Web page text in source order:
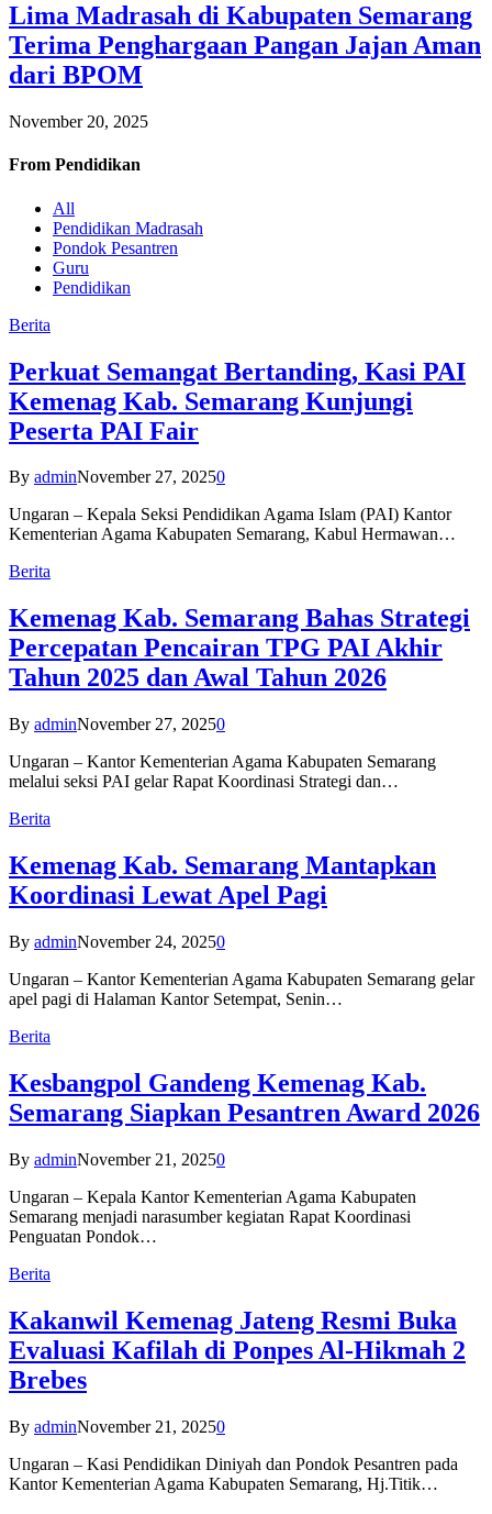
Lima Madrasah di Kabupaten Semarang
Terima Penghargaan Pangan Jajan Aman
dari BPOM
November 20, 2025
From Pendidikan
All
Pendidikan Madrasah
Pondok Pesantren
Guru
Pendidikan
Berita
Perkuat Semangat Bertanding, Kasi PAI
Kemenag Kab. Semarang Kunjungi
Peserta PAI Fair
By adminNovember 27, 20250
Ungaran – Kepala Seksi Pendidikan Agama Islam (PAI) Kantor
Kementerian Agama Kabupaten Semarang, Kabul Hermawan…
Berita
Kemenag Kab. Semarang Bahas Strategi
Percepatan Pencairan TPG PAI Akhir
Tahun 2025 dan Awal Tahun 2026
By adminNovember 27, 20250
Ungaran – Kantor Kementerian Agama Kabupaten Semarang
melalui seksi PAI gelar Rapat Koordinasi Strategi dan…
Berita
Kemenag Kab. Semarang Mantapkan
Koordinasi Lewat Apel Pagi
By adminNovember 24, 20250
Ungaran – Kantor Kementerian Agama Kabupaten Semarang gelar
apel pagi di Halaman Kantor Setempat, Senin…
Berita
Kesbangpol Gandeng Kemenag Kab.
Semarang Siapkan Pesantren Award 2026
By adminNovember 21, 20250
Ungaran – Kepala Kantor Kementerian Agama Kabupaten
Semarang menjadi narasumber kegiatan Rapat Koordinasi
Penguatan Pondok…
Berita
Kakanwil Kemenag Jateng Resmi Buka
Evaluasi Kafilah di Ponpes Al-Hikmah 2
Brebes
By adminNovember 21, 20250
Ungaran – Kasi Pendidikan Diniyah dan Pondok Pesantren pada
Kantor Kementerian Agama Kabupaten Semarang, Hj.Titik…